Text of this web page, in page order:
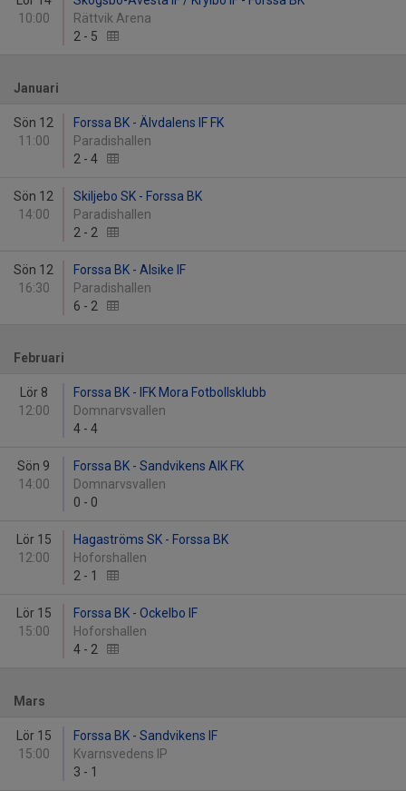
10:00
Rättvik Arena
2 - 5
Januari
Sön 12
11:00
Forssa BK - Älvdalens IF FK
Paradishallen
2 - 4
Sön 12
14:00
Skiljebo SK - Forssa BK
Paradishallen
2 - 2
Sön 12
16:30
Forssa BK - Alsike IF
Paradishallen
6 - 2
Februari
Lör 8
12:00
Forssa BK - IFK Mora Fotbollsklubb
Domnarvsvallen
4 - 4
Sön 9
14:00
Forssa BK - Sandvikens AIK FK
Domnarvsvallen
0 - 0
Lör 15
12:00
Hagaströms SK - Forssa BK
Hoforshallen
2 - 1
Lör 15
15:00
Forssa BK - Ockelbo IF
Hoforshallen
4 - 2
Mars
Lör 15
15:00
Forssa BK - Sandvikens IF
Kvarnsvedens IP
3 - 1